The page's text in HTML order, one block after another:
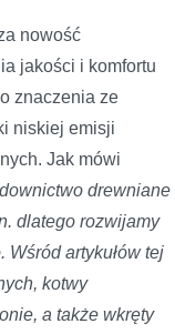
nowość
jakości i komfortu
znaczenia ze
niskiej emisji
Jak mówi
drewniane
dlatego rozwijamy
artykułów tej
kotwy
a także wkręty